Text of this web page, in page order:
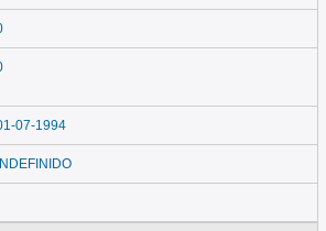
07-1994
INDEFINIDO